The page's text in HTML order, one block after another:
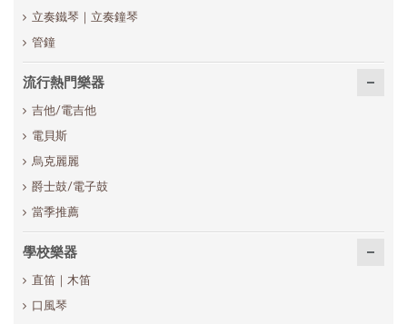
立奏鐵琴｜立奏鐘琴
管鐘
流行熱門樂器
吉他/電吉他
電貝斯
烏克麗麗
爵士鼓/電子鼓
當季推薦
學校樂器
直笛｜木笛
口風琴